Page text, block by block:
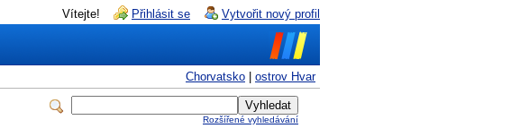
Vítejte! Přihlásit se Vytvořit nový profil
Chorvatsko ostrov Hvar
Rozšířené vyhledávání